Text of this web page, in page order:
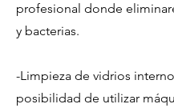
profesional donde
y bacterias.
-Limpieza de vidrios
posibilidad de utilizar